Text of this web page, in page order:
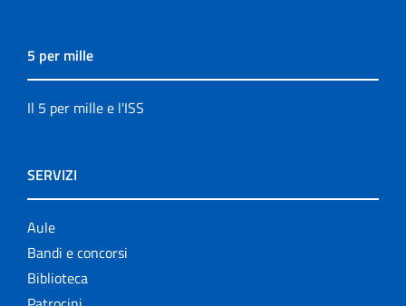
5 per mille
Il 5 per mille e l'ISS
SERVIZI
Aule
Bandi e concorsi
Biblioteca